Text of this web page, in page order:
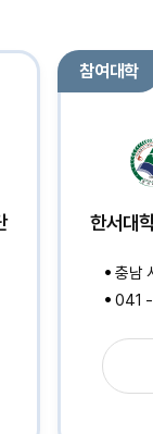
참여대학
한서대
충남
041